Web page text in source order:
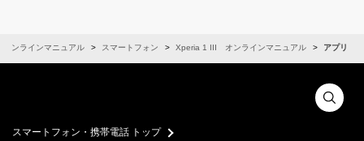
オンラインマニュアル スマートフォン Xperia 1 III オンラインマニュアル アプリ
スマートフォン・携帯電話 トップ